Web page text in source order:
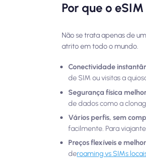
Por que o
Não se trata apenas de
atrito em todo o mundo.
Conectividade
de SIM ou visitas a
Segurança física
de dados como a
Vários perfis, sem
facilmente. Para
Preços flexíveis e
deroaming vs SIMs